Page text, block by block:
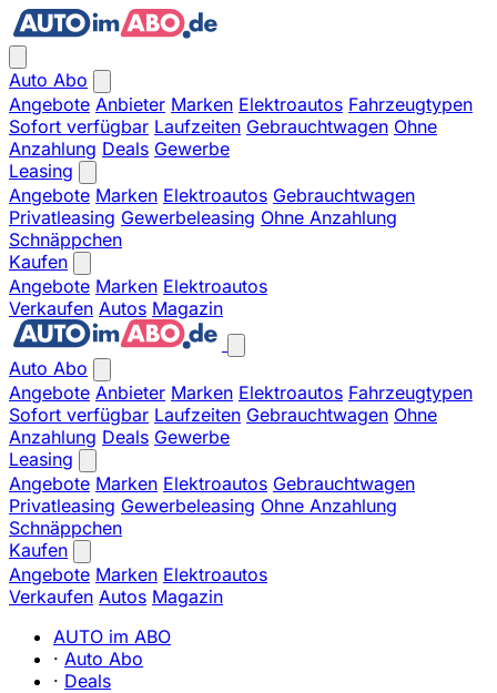
Auto Abo
Angebote Anbieter Marken Elektroautos Fahrzeugtypen
Sofort verfügbar Laufzeiten Gebrauchtwagen Ohne
Anzahlung Deals Gewerbe
Leasing
Angebote Marken Elektroautos Gebrauchtwagen
Privatleasing Gewerbeleasing Ohne Anzahlung
Schnäppchen
Kaufen
Angebote Marken Elektroautos
Verkaufen Autos Magazin
Auto Abo
Angebote Anbieter Marken Elektroautos Fahrzeugtypen
Sofort verfügbar Laufzeiten Gebrauchtwagen Ohne
Anzahlung Deals Gewerbe
Leasing
Angebote Marken Elektroautos Gebrauchtwagen
Privatleasing Gewerbeleasing Ohne Anzahlung
Schnäppchen
Kaufen
Angebote Marken Elektroautos
Verkaufen Autos Magazin
AUTO im ABO
· Auto Abo
· Deals